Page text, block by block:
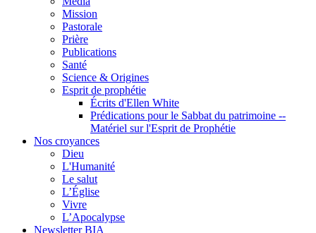
Mission
Pastorale
Prière
Publications
Santé
Science & Origines
Esprit de prophétie
Écrits d'Ellen White
Prédications pour le Sabbat du patrimoine --
Matériel sur l'Esprit de Prophétie
Nos croyances
Dieu
L'Humanité
Le salut
L’Église
Vivre
L’Apocalypse
Newsletter BIA